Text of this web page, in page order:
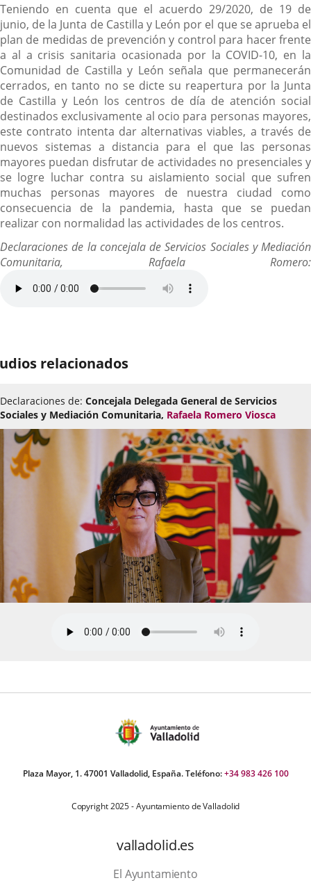
Teniendo en cuenta que el acuerdo 29/2020, de 19 de
junio, de la Junta de Castilla y León por el que se aprueba el
plan de medidas de prevención y control para hacer frente
a al a crisis sanitaria ocasionada por la COVID-10, en la
Comunidad de Castilla y León señala que permanecerán
cerrados, en tanto no se dicte su reapertura por la Junta
de Castilla y León los centros de día de atención social
destinados exclusivamente al ocio para personas mayores,
este contrato intenta dar alternativas viables, a través de
nuevos sistemas a distancia para el que las personas
mayores puedan disfrutar de actividades no presenciales y
se logre luchar contra su aislamiento social que sufren
muchas personas mayores de nuestra ciudad como
consecuencia de la pandemia, hasta que se puedan
realizar con normalidad las actividades de los centros.
Declaraciones de la concejala de Servicios Sociales y Mediación
Comunitaria, Rafaela Romero:
relacionados
Declaraciones de: Concejala Delegada General de Servicios
Sociales y Mediación Comunitaria, Rafaela Romero Viosca
Plaza Mayor, 1. 47001 Valladolid, España. Teléfono:+34 983 426 100
Copyright 2025 - Ayuntamiento de Valladolid
valladolid.es
El Ayuntamiento